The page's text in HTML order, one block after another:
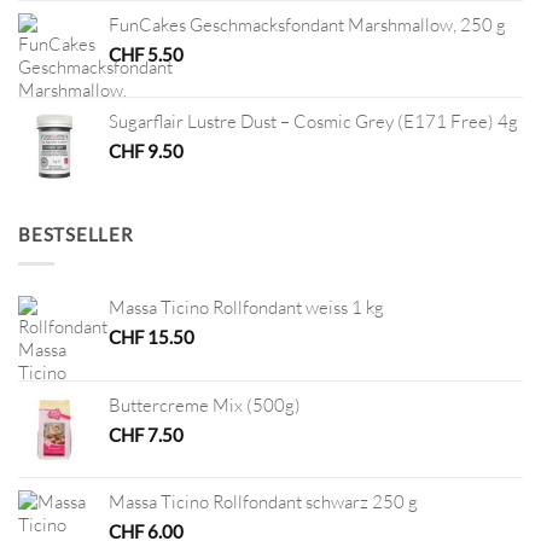
FunCakes Geschmacksfondant Marshmallow, 250 g
CHF5.50
Sugarflair Lustre Dust – Cosmic Grey (E171 Free) 4g
CHF9.50
BESTSELLER
Massa Ticino Rollfondant weiss 1 kg
CHF15.50
Buttercreme Mix (500g)
CHF7.50
Massa Ticino Rollfondant schwarz 250 g
CHF6.00